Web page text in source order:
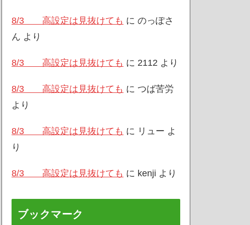
8/3 高設定は見抜けても に のっぽさ
ん より
8/3 高設定は見抜けても に 2112 より
8/3 高設定は見抜けても に つば苦労
より
8/3 高設定は見抜けても に リュー よ
り
8/3 高設定は見抜けても に kenji より
ブックマーク